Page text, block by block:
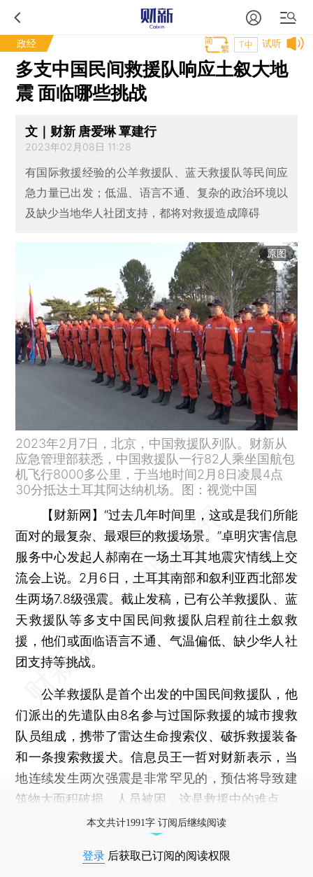
政经 试听
T中
多支中国民间救援队响应土叙大地
震 面临哪些挑战
文｜财新 唐爱琳 覃建行
2023年02月08日 11:28
有国际救援经验的公羊救援队、蓝天救援队等民间应
急力量已出发；低温、语言不通、复杂的政治环境以
及缺少当地华人社团支持，都将对救援造成障碍
原图
2023年2月7日，北京，中国救援队列队。财新从
应急管理部获悉，中国救援队一行82人乘坐国航包
机飞行8000多公里，于当地时间2月8日凌晨4点
30分抵达土耳其阿达纳机场。图：视觉中国
【财新网】 “过去几年时间里，这或是我们所能
面对的最复杂、最艰巨的救援场景。”卓明灾害信息
服务中心发起人郝南在一场土耳其地震灾情线上交
流会上说。2月6日，土耳其南部和叙利亚西北部发
生两场7.8级强震。截止发稿，已有公羊救援队、蓝
天救援队等多支中国民间救援队启程前往土叙救
援，他们或面临语言不通、气温偏低、缺少华人社
团支持等挑战。
公羊救援队是首个出发的中国民间救援队，他
们派出的先遣队由8名参与过国际救援的城市搜救
队员组成，携带了雷达生命搜索仪、破拆救援装备
和一条搜索救援犬。信息员王一哲对财新表示，当
地连续发生两次强震是非常罕见的，预估将导致建
筑物大面积破损、人员被困，这是救援中的难点。
本文共计1991字 订阅后继续阅读
登录 后获取已订阅的阅读权限